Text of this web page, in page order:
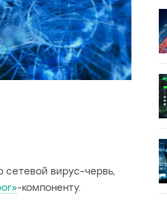
вирус-червь,
-компоненту.